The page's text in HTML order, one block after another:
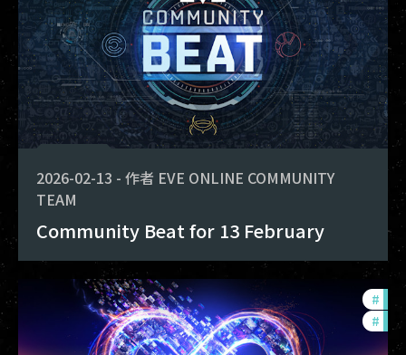
2026-02-13 - 作者 EVE ONLINE COMMUNITY
TEAM
Community Beat for 13 February
#
#